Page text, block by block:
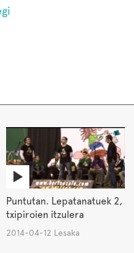
Puntutan. Lepatanatuek 2,
txipiroien itzulera
2014-04-12 Lesaka